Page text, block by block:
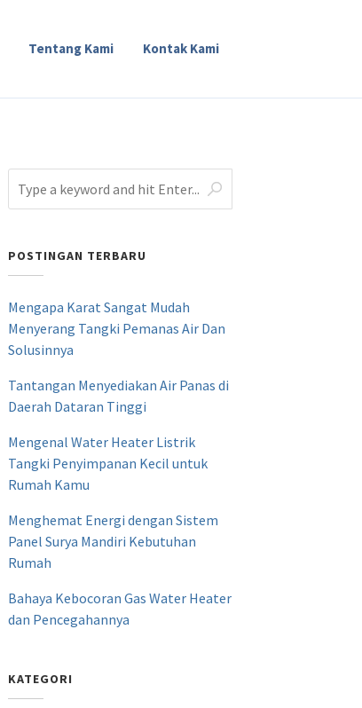
Tentang Kami Kontak Kami
POSTINGAN TERBARU
Mengapa Karat Sangat Mudah
Menyerang Tangki Pemanas Air Dan
Solusinnya
Tantangan Menyediakan Air Panas di
Daerah Dataran Tinggi
Mengenal Water Heater Listrik
Tangki Penyimpanan Kecil untuk
Rumah Kamu
Menghemat Energi dengan Sistem
Panel Surya Mandiri Kebutuhan
Rumah
Bahaya Kebocoran Gas Water Heater
dan Pencegahannya
KATEGORI